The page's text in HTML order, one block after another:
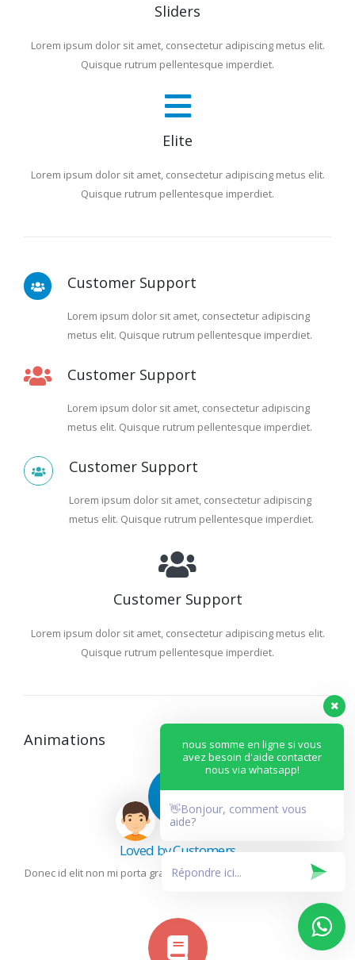
Sliders
Lorem ipsum dolor sit amet, consectetur adipiscing metus elit.
Quisque rutrum pellentesque imperdiet.
Elite
Lorem ipsum dolor sit amet, consectetur adipiscing metus elit.
Quisque rutrum pellentesque imperdiet.
Customer Support
Lorem ipsum dolor sit amet, consectetur adipiscing
metus elit. Quisque rutrum pellentesque imperdiet.
Customer Support
Lorem ipsum dolor sit amet, consectetur adipiscing
metus elit. Quisque rutrum pellentesque imperdiet.
Customer Support
Lorem ipsum dolor sit amet, consectetur adipiscing
metus elit. Quisque rutrum pellentesque imperdiet.
Customer Support
Lorem ipsum dolor sit amet, consectetur adipiscing metus elit.
Quisque rutrum pellentesque imperdiet.
Animations
Loved by Customers
Donec id elit non mi porta gravida at eget metus. Fusce dapibus.
nous somme en ligne si vous
avez besoin d'aide contacter
nous via whatsapp!
👋Bonjour, comment vous
aide?